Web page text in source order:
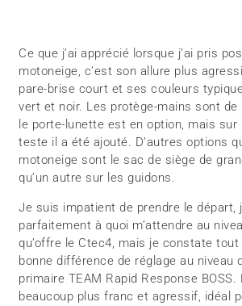
Ce que j’ai apprécié lorsque j’ai pris
motoneige, c’est son allure plus
pare-brise court et ses couleurs
vert et noir. Les protège-mains sont de
le porte-lunette est en option, mais sur
teste il a été ajouté. D’autres options
motoneige sont le sac de siège de
qu’un autre sur les guidons.
Je suis impatient de prendre le départ,
parfaitement à quoi m’attendre au
qu’offre le Ctec4, mais je constate
bonne différence de réglage au niveau
primaire TEAM Rapid Response
beaucoup plus franc et agressif, idéal